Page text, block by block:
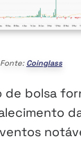
Fonte: Coinglass
de bolsa